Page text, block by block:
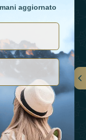
aggiornato